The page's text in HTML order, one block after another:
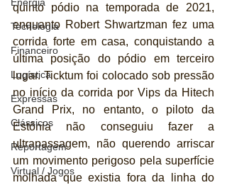
Tecnologia
Financeiro
Logística
Expressas
Clássicos
Reportagem
Virtual / Jogos
quinto pódio na temporada de 2021,
enquanto Robert Shwartzman fez uma
corrida forte em casa, conquistando a
última posição do pódio em terceiro
lugar. Ticktum foi colocado sob pressão
no início da corrida por Vips da Hitech
Grand Prix, no entanto, o piloto da
Estônia não conseguiu fazer a
ultrapassagem, não querendo arriscar
um movimento perigoso pela superfície
molhada que existia fora da linha do